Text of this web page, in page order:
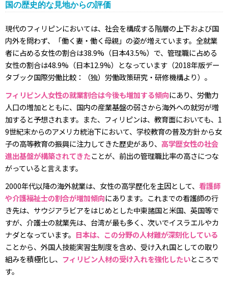
国の歴史的な見地からの評価
現代のフィリピンにおいては、社会を構成する階層の上下および国
内外を問わず、「働く妻・働く母親」の姿が増えています。全就業
者に占める女性の割合は38.9%（日本43.5%）で、管理職に占める
女性の割合は48.9%（日本12.9%）となっています（2018年版デー
タブック国際労働比較：（独）労働政策研究・研修機構より）。
フィリピン人女性の就業割合は今後も増加する傾向にあり、労働力
人口の増加とともに、国内の産業基盤の弱さから海外への就労が増
加すると予想されます。また、フィリピンは、教育面においても、1
9世紀末からのアメリカ統治下において、学校教育の普及方針から女
子の高等教育の振興に注力してきた歴史があり、 高学歴女性の社会
進出基盤が構築されてきたことが、前出の管理職比率の高さにつな
がっていると言えます。
2000年代以降の海外就業は、女性の高学歴化を主因として、 看護師
や介護福祉士の割合が増加傾向にあります。これまでの看護師の行
き先は、サウジアラビアをはじめとした中東諸国と米国、英国等で
すが、介護士の就業先は、台湾が最も多く、次いでイスラエルやカ
ナダとなっています。 日本は、この分野の人材難が深刻化している
ことから、外国人技能実習生制度を含め、受け入れ国としての取り
組みを積極化し、 フィリピン人材の受け入れを強化したいところで
す。